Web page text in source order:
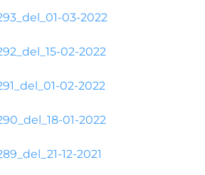
03-2022
02-2022
02-2022
01-2022
12-2021